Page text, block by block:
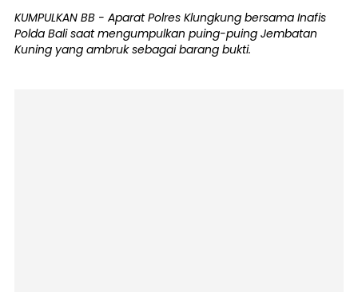
KUMPULKAN BB - Aparat Polres Klungkung bersama Inafis
Polda Bali saat mengumpulkan puing-puing Jembatan
Kuning yang ambruk sebagai barang bukti.